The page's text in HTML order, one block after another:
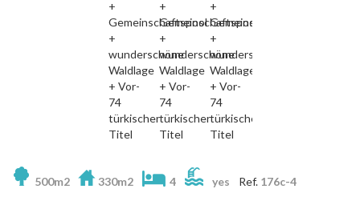
500m2 330m2 4 yes Ref. 176c-4